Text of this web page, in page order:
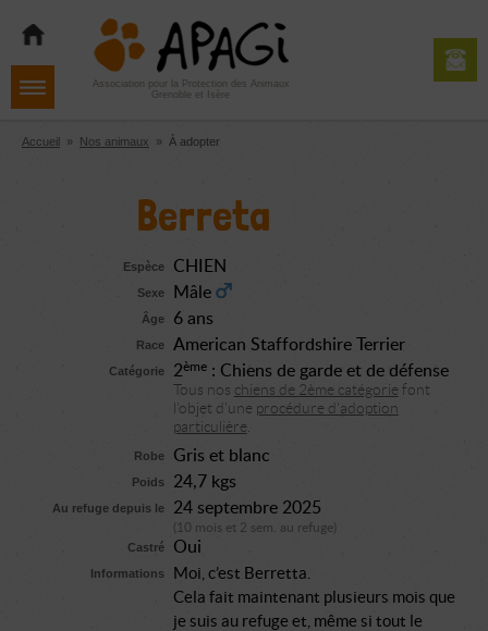
navigation
contenu
Aller
pied
de
Association pour la Protection des Animaux
Grenoble et Isère
Accueil » Nos animaux » À adopter
Berreta
Espèce CHIEN
Sexe Mâle
Âge 6 ans
Race American Staffordshire Terrier
Catégorie 2ème: Chiens de garde et de défense
Tous nos chiens de 2ème catégorie font
l'objet d'une procédure d'adoption
particulière
Robe Gris et blanc
Poids 24,7 kgs
Au refuge depuis le 24 septembre 2025
(10 mois et 2 sem. au refuge)
Castré
Oui
Informations
Moi, c’est Berretta.
Cela fait maintenant plusieurs mois que
je suis au refuge et, même si tout le